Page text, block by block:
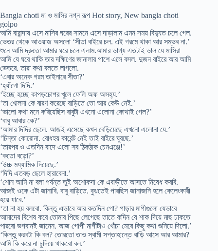
Bangla choti মা ও মাসির নগ্ন রূপ Hot story, New bangla choti
golpo
আমি বারান্দায় এসে মাসির ঘরের সামনে এসে দাড়ালাম এমন সময় বিদ্যুত চলে গেল.
ভেতর থেকে আওয়াজ অসলো ‘সীতা বাইরে চল. এই গরমে থাকা আর সম্ভব না.’
শুনে আমি দ্রুতো আমার ঘরে চলে এলাম.আমার ভাগ্য এতটাই ভাল যে মাসিরা
আমি যে ঘরে থাকি তার দক্ষিণের জানালার পাশে এসে বসল. দুজন বাইরে আর আমি
ভেতরে. তারা কথা বলতে লাগলো.
‘এবার অনেক গরম তাইনারে সীতা?’
‘হ্যাঁগো দিদি.’
‘ইচ্ছে হচ্ছে কাপড়চোপর খুলে ফেলি অফ অসহ্য.’
‘তা খোলনা কে বারণ করেছে বাড়িতে তো আর কেউ নেই.’
‘ভালো কথা মনে করিয়েছিস বাবুটা এখনো এলোনা কোথাই গেল?’
‘বাবু আবার কে?’
‘আমার দিদির ছেলে. আজই এসেছে কখন বেড়িয়েছে এখনো এলোনা যে.’
‘চিন্তা কোরোনা. বোধহয় কারেন্ট নেই তাই বাইরে ঘুরছে.’
‘তারপর ও এতদিন বাদে এলো সব ঠিকঠাক চেনএঞ্জে!’
‘কতো বড়ো?’
‘উচ্চ মধ্যামিক দিয়েছে.’
‘দিদি এতবড় ছেলে হারাবেনা.’
‘শোন আমি না বলা পর্যন্ত তুই অশোকদা কে এবাড়ীতে আসতে নিষেধ করবি.
আজই ওকে এটা জানাবি. বাবু বাড়িতে. বুঝতেই পারছিস জানাজনি হলে কেলেংকারী
হয়ে যাবে.’
‘তা না হয় বলবো. কিন্তু এভাবে আর কতদিন গো? পাড়ার মাগীগুলো যেভাবে
আমাদের বিশেষ করে তোমার পিছে লেগেছে তাতে কদিন যে শাক দিয়ে মাছ ঢাকতে
পারবো ভগবানই জানেন. আজ গোপী মাগীটাও খোঁচা মেরে কিছু কথা শুনিয়ে দিলো.’
‘কিন্তু করবটা কি বল? তোরতো তাও স্বামী সপ্তাহান্তে বাড়ি আসে আর আমার?
আমি কি করে না চুদিয়ে থাকবো বল.’